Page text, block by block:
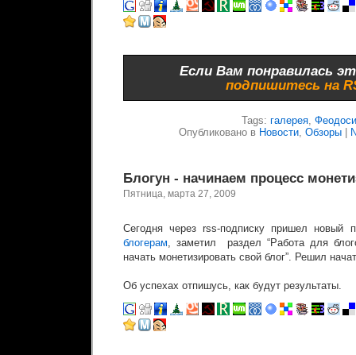
Если Вам понравилась
подпишитесь на
Tags: галерея,
Опубликовано в Новости, Обзоры
Блогун - начинаем процесс
Пятница, марта 27, 2009
Сегодня через rss-подписку пришел
блогерам, заметил раздел “Работа для
начать монетизировать свой блог”. Решил
Об успехах отпишусь, как будут результаты.